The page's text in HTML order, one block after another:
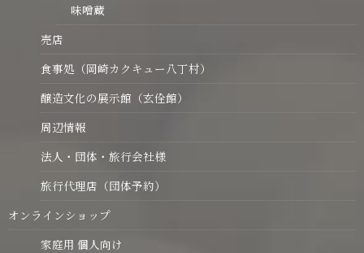
味噌蔵
売店
食事処（岡崎カクキュー八丁村）
醸造文化の展示館（玄佺館）
周辺情報
法人・団体・旅行会社様
旅行代理店（団体予約）
オンラインショップ
家庭用 個人向け